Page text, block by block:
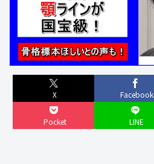
X Facebook
Pocket LINE